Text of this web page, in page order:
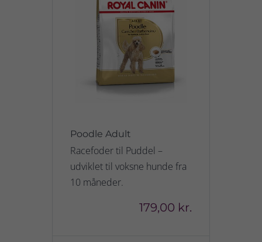
Poodle Adult
Racefoder til Puddel –
udviklet til voksne hunde fra
10 måneder.
179,00 kr.